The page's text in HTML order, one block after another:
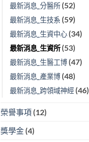
最新消息_分醫所 (52)
最新消息_生技系 (59)
最新消息_生資中心 (34)
最新消息_生資所(53)
最新消息_生醫工博 (47)
最新消息_產業博 (48)
最新消息_跨領域神經 (46)
榮譽事項 (12)
獎學金 (4)